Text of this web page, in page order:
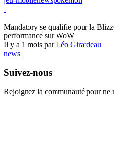
Mandatory se qualifie pour la
performance sur WoW
Il y a 1 mois parLéo Girardeau
news
Suivez-nous
Rejoignez la communauté pour ne